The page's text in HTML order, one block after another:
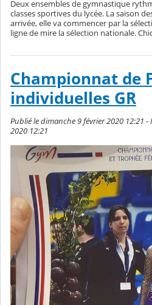
Deux ensembles de gymnastique
classes sportives du lycée. La saison
arrivée, elle va commencer par la
ligne de mire la sélection nationale.
Championnat de
individuelles GR
Publié le dimanche 9 février 2020 12:21
2020 12:21